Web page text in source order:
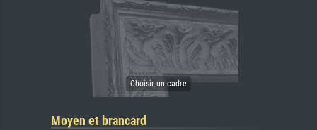
Moyen et brancard